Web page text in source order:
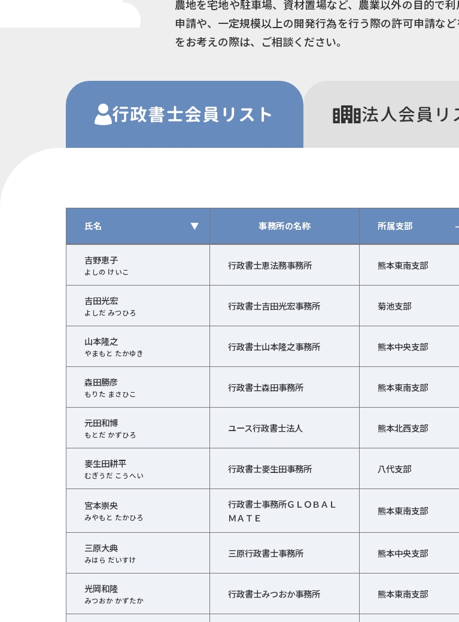
農地を宅地や駐車場、資材置場など、農業以外の目的で
申請や、一定規模以上の開発行為を行う際の許可申請な
をお考えの際は、ご相談ください。
行政書士会員リスト 法人会員リ
氏名 ▼ 事務所の名称 所属支部
吉野恵子
よしの けいこ
行政書士恵法務事務所 熊本東南支部
吉田光宏
よしだ みつひろ
行政書士吉田光宏事務所 菊池支部
山本隆之
やまもと たかゆき
行政書士山本隆之事務所 熊本中央支部
森田勝彦
もりた まさひこ
行政書士森田事務所 熊本東南支部
元田和博
もとだ かずひろ
ユース行政書士法人 熊本北西支部
麥生田耕平
むぎうだ こうへい
行政書士麥生田事務所 八代支部
宮本崇央
みやもと たかひろ
行政書士事務所ＧＬＯＢＡＬ
ＭＡＴＥ
熊本東南支部
三原大典
みはら だいすけ
三原行政書士事務所 熊本中央支部
光岡和隆
みつおか かずたか
行政書士みつおか事務所 熊本東南支部